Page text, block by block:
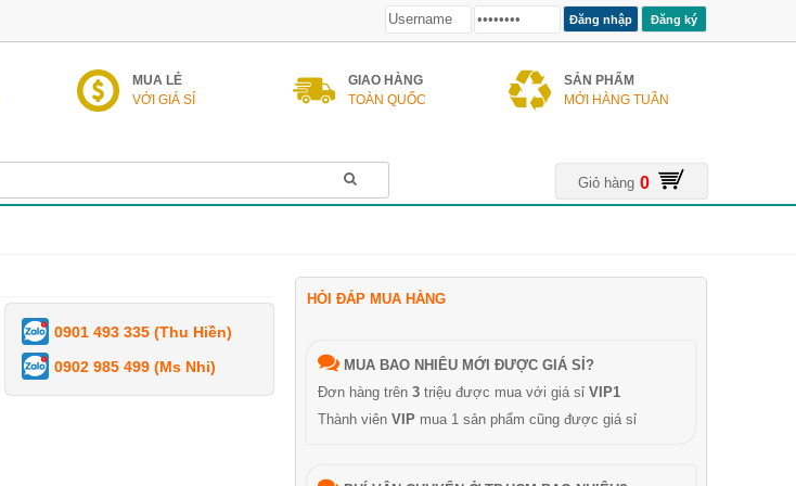
Đăng ký
MUA LẺ
VỚI GIÁ SỈ
GIAO HÀNG
TOÀN QUỐC
SẢN PHẨM
MỚI HÀNG TUẦN
Giỏ hàng 0
0901 493 335 (Thu Hiền)
0902 985 499 (Ms Nhi)
HỎI ĐÁP MUA HÀNG
MUA BAO NHIÊU MỚI ĐƯỢC GIÁ SỈ?
Đơn hàng trên 3 triệu được mua với giá sỉ VIP1
Thành viên VIP mua 1 sản phẩm cũng được giá sỉ